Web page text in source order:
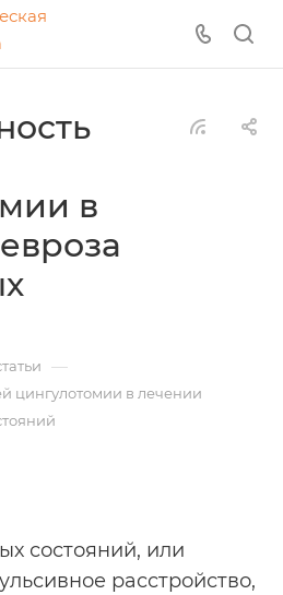
в
—
цингулотомии в лечении
состояний, или
расстройство,